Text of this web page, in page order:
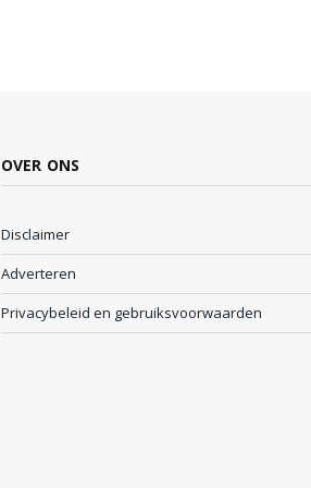
OVER ONS
Disclaimer
Adverteren
Privacybeleid en gebruiksvoorwaarden